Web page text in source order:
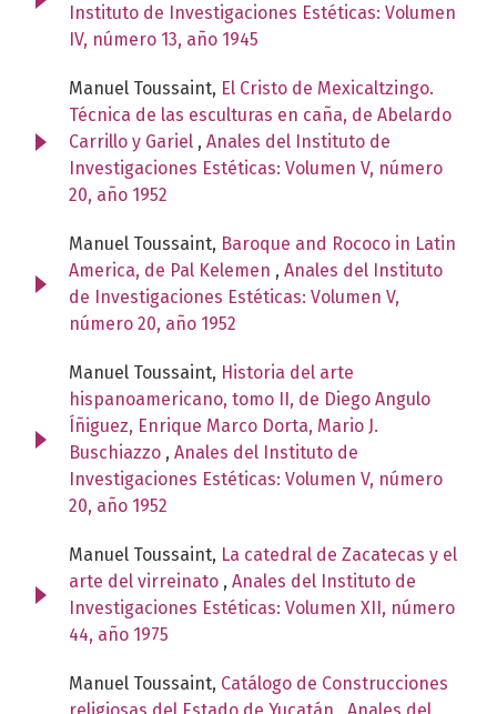
Instituto de Investigaciones Estéticas: Volumen
IV, número 13, año 1945
Manuel Toussaint, El Cristo de Mexicaltzingo.
Técnica de las esculturas en caña, de Abelardo
Carrillo y Gariel , Anales del Instituto de
Investigaciones Estéticas: Volumen V, número
20, año 1952
Manuel Toussaint, Baroque and Rococo in Latin
America, de Pal Kelemen , Anales del Instituto
de Investigaciones Estéticas: Volumen V,
número 20, año 1952
Manuel Toussaint, Historia del arte
hispanoamericano, tomo II, de Diego Angulo
Íñiguez, Enrique Marco Dorta, Mario J.
Buschiazzo , Anales del Instituto de
Investigaciones Estéticas: Volumen V, número
20, año 1952
Manuel Toussaint, La catedral de Zacatecas y el
arte del virreinato , Anales del Instituto de
Investigaciones Estéticas: Volumen XII, número
44, año 1975
Manuel Toussaint, Catálogo de Construcciones
religiosas del Estado de Yucatán , Anales del